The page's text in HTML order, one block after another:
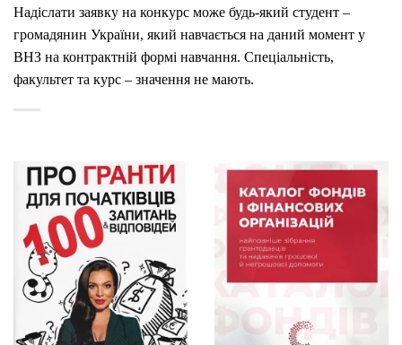
Надіслати заявку на конкурс може будь-який студент –
громадянин України, який навчається на даний момент у
ВНЗ на контрактній формі навчання. Спеціальність,
факультет та курс – значення не мають.